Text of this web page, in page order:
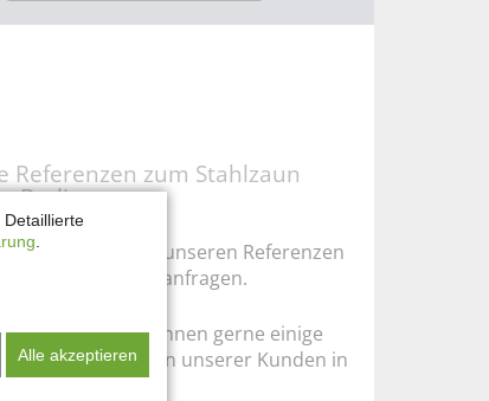
Referenzen zum Stahlzaun
Berlin:
zu unseren Referenzen
Sie gerne bei uns anfragen.
nennen wir Ihnen gerne einige
Zaunanlagen unserer Kunden in
Detaillierte
Alle akzeptieren